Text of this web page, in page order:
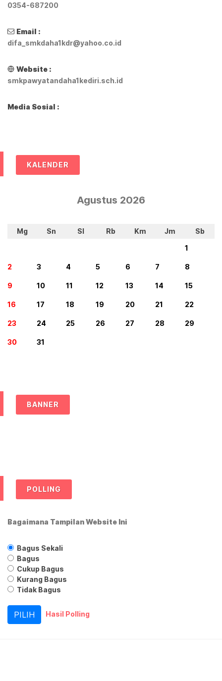
0354-687200
Email :
difa_smkdaha1kdr@yahoo.co.id
Website :
smkpawyatandaha1kediri.sch.id
Media Sosial :
KALENDER
Agustus 2026
Mg Sn Sl Rb Km Jm
Sb
1
2 3 4 5 6 7 8
9 10 11 12 13 14 15
16 17 18 19 20 21 22
23 24 25 26 27 28 29
30 31
BANNER
POLLING
Bagaimana Tampilan Website Ini
Bagus Sekali
Bagus
Cukup Bagus
Kurang Bagus
Tidak Bagus
Hasil Polling